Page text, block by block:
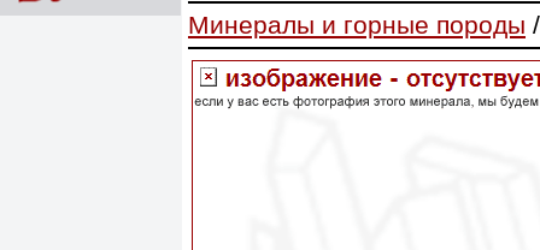
Минералы и горные породы